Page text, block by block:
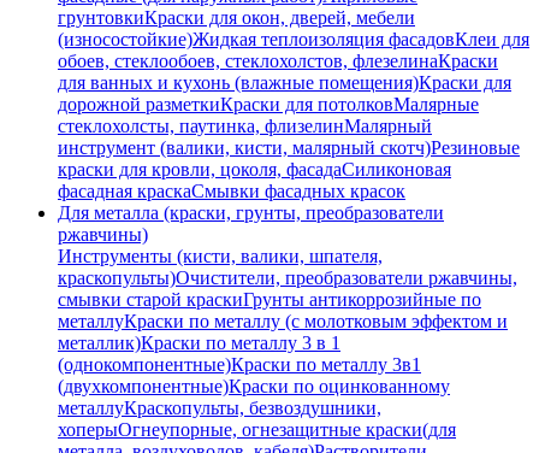
грунтовкиКраски для окон, дверей, мебели
(износостойкие)Жидкая теплоизоляция фасадовКлеи для
обоев, стеклообоев, стеклохолстов, флезелинаКраски
для ванных и кухонь (влажные помещения)Краски для
дорожной разметкиКраски для потолковМалярные
стеклохолсты, паутинка, флизелинМалярный
инструмент (валики, кисти, малярный скотч)Резиновые
краски для кровли, цоколя, фасадаСиликоновая
фасадная краскаСмывки фасадных красок
Для металла (краски, грунты, преобразователи
ржавчины)
Инструменты (кисти, валики, шпателя,
краскопульты)Очистители, преобразователи ржавчины,
смывки старой краскиГрунты антикоррозийные по
металлуКраски по металлу (с молотковым эффектом и
металлик)Краски по металлу 3 в 1
(однокомпонентные)Краски по металлу 3в1
(двухкомпонентные)Краски по оцинкованному
металлуКраскопульты, безвоздушники,
хоперыОгнеупорные, огнезащитные краски(для